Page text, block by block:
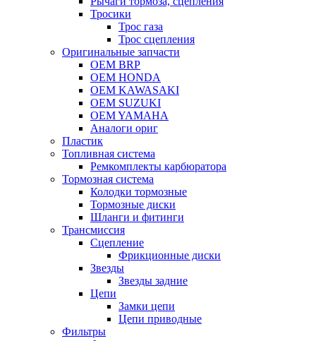
Тросики
Трос газа
Трос сцепления
Оригинальные запчасти
OEM BRP
OEM HONDA
OEM KAWASAKI
OEM SUZUKI
OEM YAMAHA
Аналоги ориг
Пластик
Топливная система
Ремкомплекты карбюратора
Тормозная система
Колодки тормозные
Тормозные диски
Шланги и фитинги
Трансмиссия
Cцепление
Фрикционные диски
Звезды
Звезды задние
Цепи
Замки цепи
Цепи приводные
Фильтры